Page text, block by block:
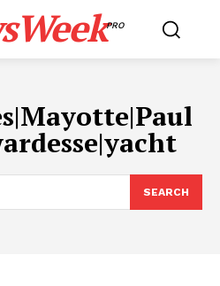
PRO
SEARCH